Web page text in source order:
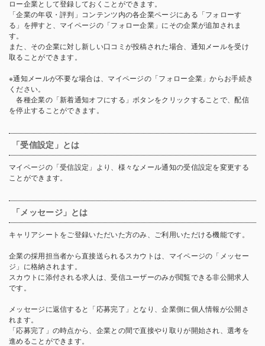
ロー企業として登録しておくことができます。
「企業の年収・評判」コンテンツ内の各企業ページにある「フォローす
る」を押すと、マイページの「フォロー企業」にその企業が追加されま
す。
また、その企業に対し新しい口コミが投稿された場合、通知メールを受け
取ることができます。
※通知メールが不要な場合は、マイページの「フォロー企業」からお手続き
ください。
各種企業の「新着通知オフにする」ボタンをクリックすることで、配信
を停止することができます。
「受信設定」とは
マイページの「受信設定」より、様々なメール通知の受信設定を変更する
ことができます。
「メッセージ」とは
キャリアシートをご登録いただいた方のみ、ご利用いただける機能です。
企業の採用担当者から直接送られるスカウトは、マイページの「メッセー
ジ」に格納されます。
スカウトに添付される求人は、受信ユーザーのみが閲覧できる非公開求人
です。
メッセージに返信すると「応募完了」となり、企業側に個人情報が公開さ
れます。
「応募完了」の時点から、企業との間で直接やり取りが開始され、選考を
進めることができます。